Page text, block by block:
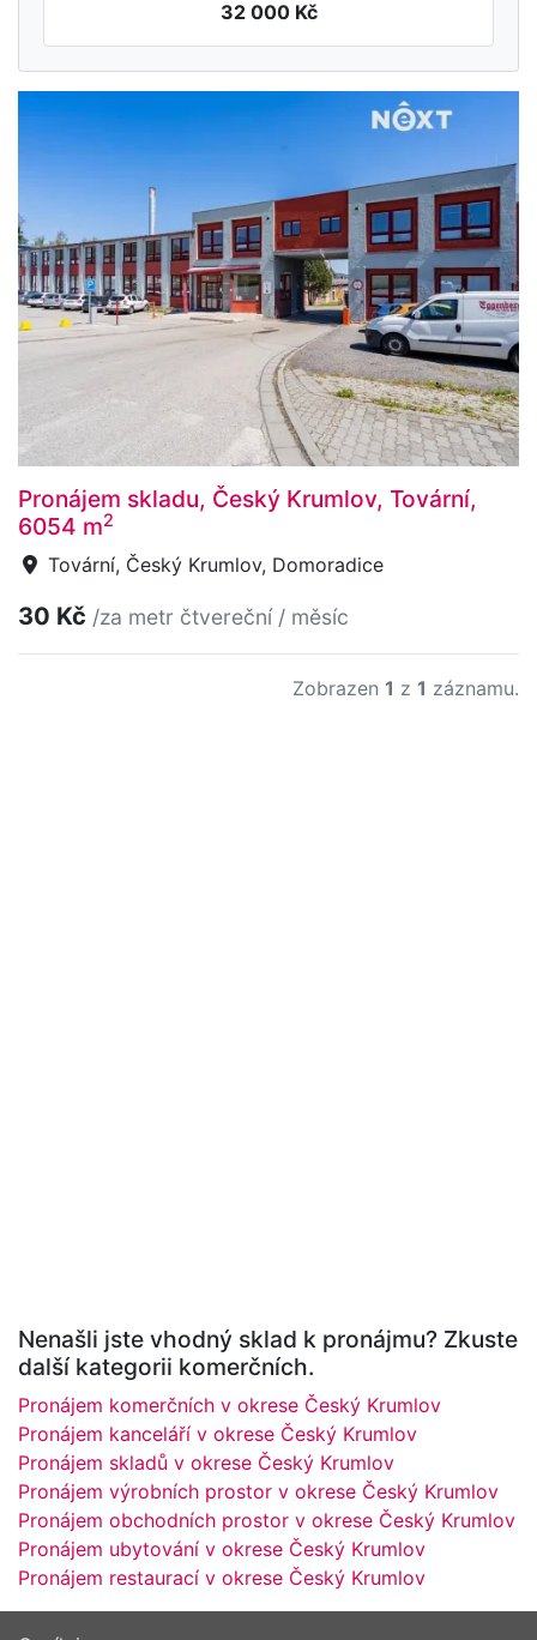
32 000 Kč
Pronájem skladu, Český Krumlov, Tovární,
6054 m2
Tovární, Český Krumlov, Domoradice
30 Kč /za metr čtvereční / měsíc
Zobrazen 1 z 1 záznamu.
Nenašli jste vhodný sklad k pronájmu? Zkuste
další kategorii komerčních.
Pronájem komerčních v okrese Český Krumlov
Pronájem kanceláří v okrese Český Krumlov
Pronájem skladů v okrese Český Krumlov
Pronájem výrobních prostor v okrese Český Krumlov
Pronájem obchodních prostor v okrese Český Krumlov
Pronájem ubytování v okrese Český Krumlov
Pronájem restaurací v okrese Český Krumlov